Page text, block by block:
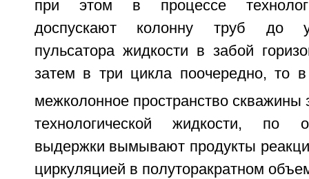
при этом в процессе
доспускают колонну труб до
пульсатора жидкости в забой
затем в три цикла поочередно, то
межколонное пространство скважины
технологической жидкости, по
выдержки вымывают продукты
циркуляцией в полуторакратном